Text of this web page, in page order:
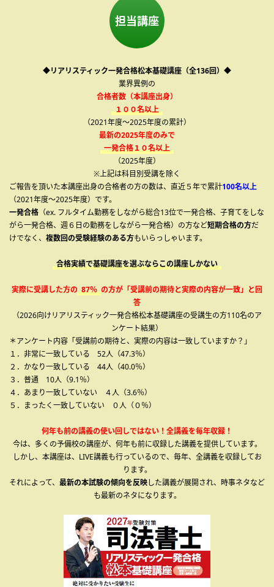
担当講座
◆リアリスティック一発合格松本基礎講座（全136回）◆
業界異例の
合格者数（本講座出身）
１００名以上
（2021年度～2025年度の累計）
最新の2025年度のみで
一発合格１０名以上
（2025年度）
※上記は科目別受講を除く
ご報告を頂いた本講座出身の合格者の方の数は、直近５年で累計100名以上
（2021年度～2025年度）です。
一発合格 （ex. フルタイム勤務をしながら総合13位で一発合格、子育てをしな
がら一発合格、週６日の勤務をしながら一発合格）の方など短期合格の方だ
けでなく、 複数回の受験経験のある方もいらっしゃいます。
合格実績で基礎講座を選ぶならこの講座しかない
実際に受講した方の 87％ の方が「受講前の期待と実際の内容が一致」と回
答
（2026向けリアリスティック一発合格松本基礎講座の受講生の方110名のア
ンケート結果）
＊アンケート内容「受講前の期待と、実際の内容は一致していますか？」
１．非常に一致している 52人（47.3％）
２．かなり一致している 44人（40.0％）
３．普通 10人（9.1％）
４．あまり一致していない ４人（3.6％）
５．まったく一致していない ０人（０％）
何年も前の講義の使い回しではない！全講義を毎年収録！
今は、多くの予備校の講座が、何年も前に収録した講義を提供しています。
しかし、本講座は、LIVE講義も行っているので、毎年、全講義を収録してお
ります。
それによって、 最新の本試験の傾向を反映した講義が展開され、時事ネタなど
も最新のネタになります。